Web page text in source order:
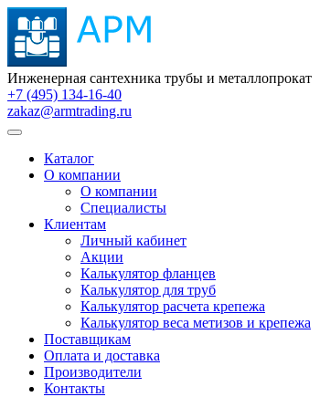
Инженерная сантехника трубы и металлопрокат
+7 (495) 134-16-40
zakaz@armtrading.ru
Каталог
О компании
О компании
Специалисты
Клиентам
Личный кабинет
Акции
Калькулятор фланцев
Калькулятор для труб
Калькулятор расчета крепежа
Калькулятор веса метизов и крепежа
Поставщикам
Оплата и доставка
Производители
Контакты